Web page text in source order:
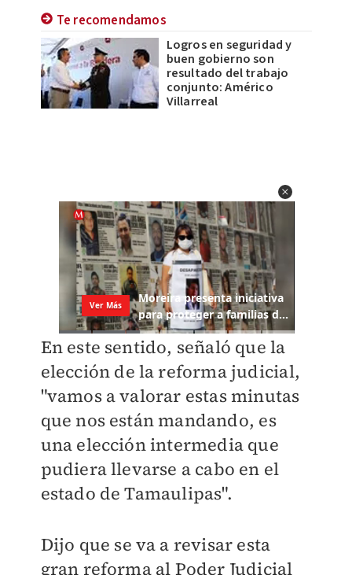
Te recomendamos
Logros en seguridad y
buen gobierno son
resultado del trabajo
conjunto: Américo
Villarreal
En este sentido, señaló que la
elección de la reforma judicial,
"vamos a valorar estas minutas
que nos están mandando, es
una elección intermedia que
pudiera llevarse a cabo en el
estado de Tamaulipas".
Dijo que se va a revisar esta
gran reforma al Poder Judicial